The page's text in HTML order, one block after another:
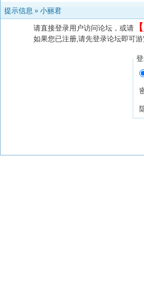
提示信息 » 小丽君
请直接登录用户访问论坛，或请 【
如果您已注册,请先登录论坛即可